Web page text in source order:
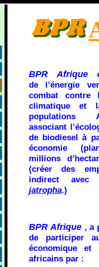
BPR Afrique
de l’énergie
combat contre
climatique et
populations
associant
de biodiesel à
économie
millions
(créer des
indirect
jatropha.)
BPR Afrique, a
de participer
économique
africains par :